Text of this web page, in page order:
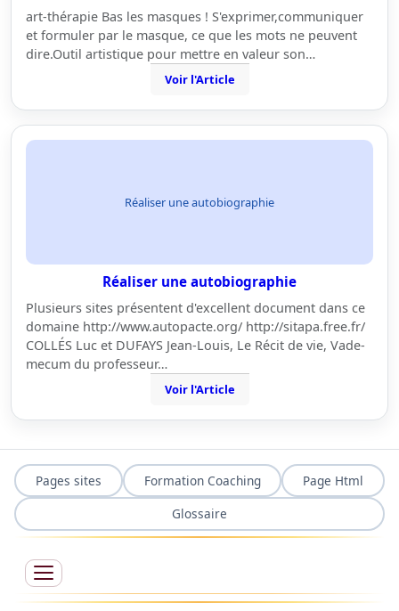
art-thérapie Bas les masques ! S'exprimer,communiquer
et formuler par le masque, ce que les mots ne peuvent
dire.Outil artistique pour mettre en valeur son…
Voir l'Article
Réaliser une autobiographie
Réaliser une autobiographie
Plusieurs sites présentent d'excellent document dans ce
domaine http://www.autopacte.org/ http://sitapa.free.fr/
COLLÉS Luc et DUFAYS Jean-Louis, Le Récit de vie, Vade-
mecum du professeur…
Voir l'Article
Pages sites Formation Coaching
Page Html
Glossaire